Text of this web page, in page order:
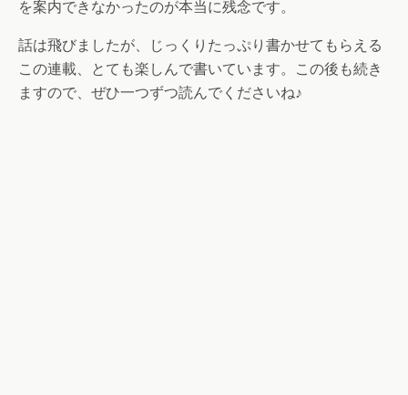
を案内できなかったのが本当に残念です。
話は飛びましたが、じっくりたっぷり書かせてもらえる
この連載、とても楽しんで書いています。この後も続き
ますので、ぜひ一つずつ読んでくださいね♪